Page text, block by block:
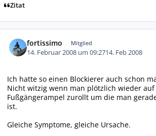
Zitat
fortissimo Mitglied
14. Februar 2008 um 09:2714. Feb 2008
Ich hatte so einen Blockierer auch schon
Nicht witzig wenn man plötzlich wieder
Fußgängerampel zurollt um die man
ist.
Gleiche Symptome, gleiche Ursache.